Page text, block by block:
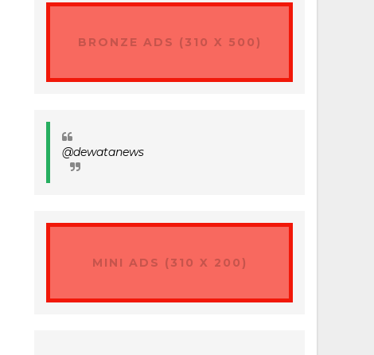
BRONZE ADS (310 X 500)
@dewatanews
MINI ADS (310 X 200)